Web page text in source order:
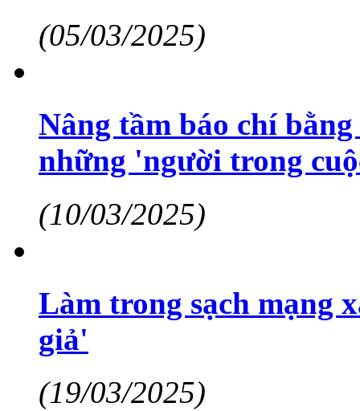
(05/03/2025)
Nâng tầm báo chí
những 'người trong
(10/03/2025)
Làm trong sạch mạng
giả'
(19/03/2025)